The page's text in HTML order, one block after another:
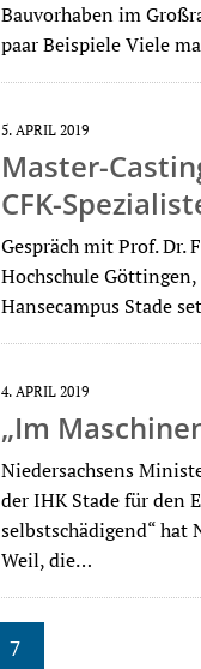
Bauvorhaben im
paar Beispiele Viele
5. APRIL 2019
Master-
CFK-
Gespräch mit Prof. Dr.
Hochschule
Hansecampus Stade
4. APRIL 2019
„Im
Niedersachsens
der IHK Stade für den
selbstschädigend“ hat
Weil, die…
7